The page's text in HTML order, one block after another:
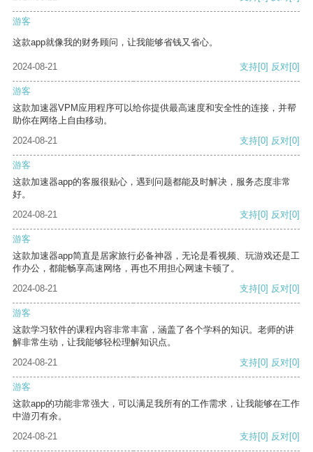
游客
这款app就像我的财务顾问，让我能够省钱又省心。
2024-08-21 支持[0] 反对[0]
游客
这款加速器VPM应用程序可以给你提供最高速度和安全性的连接，并帮
助你在网络上自由移动。
2024-08-21
支持[0] 反对[0]
游客
这款加速器app的客服很贴心，遇到问题都能及时解决，服务态度非常
好。
2024-08-21
支持[0] 反对[0]
游客
这款加速器app简直是居家旅行必备神器，无论是看视频、玩游戏还是工
作办公，都能畅享高速网络，再也不用担心网速卡顿了。
2024-08-21
支持[0] 反对[0]
游客
这款学习软件的课程内容非常丰富，涵盖了各个学科的知识。老师的讲
解非常生动，让我能够轻松理解知识点。
2024-08-21
支持[0] 反对[0]
游客
这款app的功能非常强大，可以满足我所有的工作需求，让我能够在工作
中游刃有余。
2024-08-21
支持[0] 反对[0]